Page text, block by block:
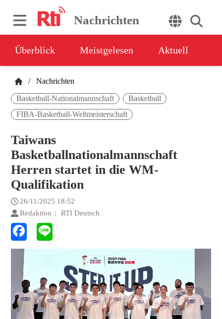
Nachrichten
Überblick Meistgelesen Aktuell
/ Nachrichten
Basketball-Nationalmannschaft
Basketball
FIBA-Basketball-Weltmeisterschaft
Taiwans
Basketballnationalmannschaft
Herren startet in die WM-
Qualifikation
26/11/2025 18:52
Redaktion： RTI Deutsch